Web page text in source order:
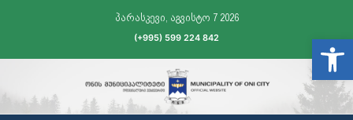
პარასკევი, აგვისტო 7 2026
(+995) 599 224 842